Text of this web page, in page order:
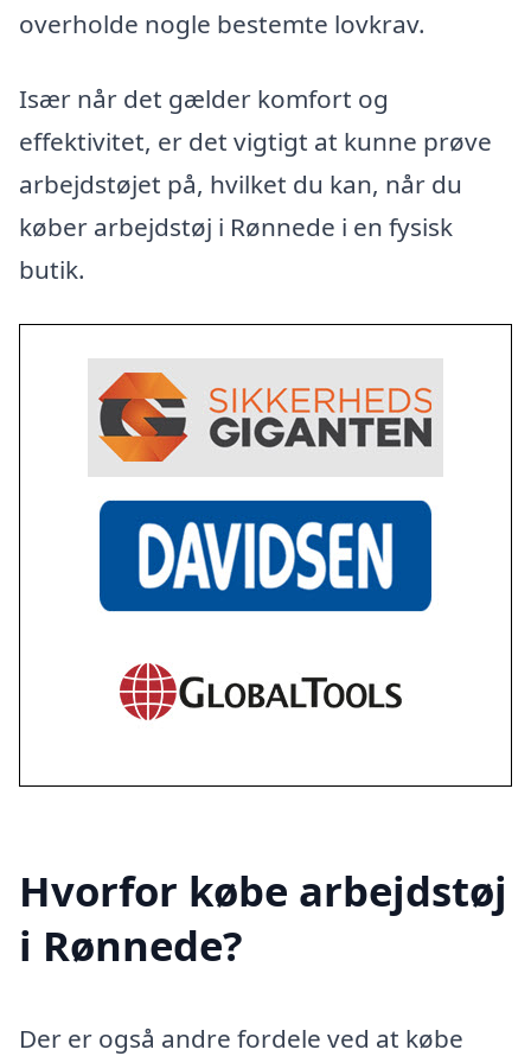
overholde nogle bestemte lovkrav.
Især når det gælder komfort og
effektivitet, er det vigtigt at kunne prøve
arbejdstøjet på, hvilket du kan, når du
køber arbejdstøj i Rønnede i en fysisk
butik.
Hvorfor købe arbejdstøj
i Rønnede?
Der er også andre fordele ved at købe